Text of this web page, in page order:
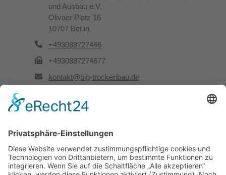
und Ausbau e.V.
Olivaer Platz 16
10707 Berlin
+493088727466
+4930887274677
kontakt@big-trockenbau.de
Rechtliches
Kontakt